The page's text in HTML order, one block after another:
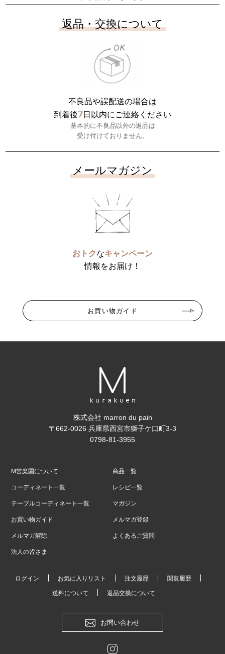
返品・交換について
不良品や誤配送の場合は
到着後7日以内にご連絡ください
基本的に不良品以外の返品は
受け付けておりません。
メールマガジン
おトクなキャンペーン
情報をお届け！
お買い物ガイド
株式会社 marron du pain
〒662-0026 兵庫県西宮市獅子ケ口町3-3
0798-81-3955
M苦楽園について 商品一覧
コーディネート一覧 レシピ一覧
テーブルコーディネート一覧 マガジン
お買い物ガイド メルマガ登録
メルマガ解除 よくあるご質問
法人の皆さま
ログイン お気に入りリスト 注文履歴 閲覧履歴
送料について 返品交換について
お問い合わせ